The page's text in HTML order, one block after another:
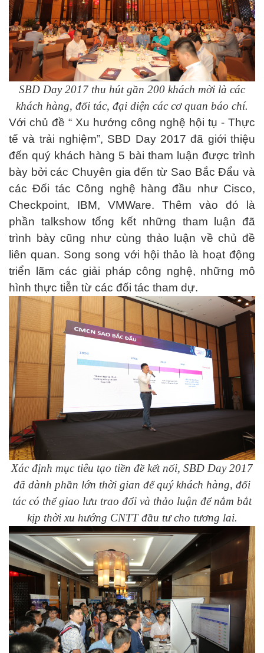
SBD Day 2017 thu hút gần 200 khách mời là các
khách hàng, đối tác, đại diện các cơ quan báo chí.
Với chủ đề “ Xu hướng công nghệ hội tụ - Thực
tế và trải nghiệm”, SBD Day 2017 đã giới thiệu
đến quý khách hàng 5 bài tham luận được trình
bày bởi các Chuyên gia đến từ Sao Bắc Đẩu và
các Đối tác Công nghệ hàng đầu như Cisco,
Checkpoint, IBM, VMWare. Thêm vào đó là
phần talkshow tổng kết những tham luận đã
trình bày cũng như cùng thảo luận về chủ đề
liên quan. Song song với hội thảo là hoạt động
triển lãm các giải pháp công nghệ, những mô
hình thực tiễn từ các đối tác tham dự.
Xác định mục tiêu tạo tiền đề kết nối, SBD Day 2017
đã dành phần lớn thời gian để quý khách hàng, đối
tác có thể giao lưu trao đổi và thảo luận để nắm bắt
kịp thời xu hướng CNTT đầu tư cho tương lai.